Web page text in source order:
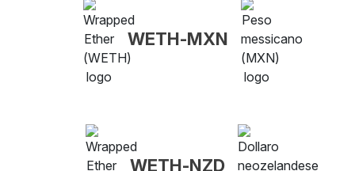
WETH-MXN
WETH-NZD